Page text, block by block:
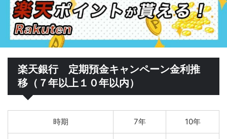
楽天銀行 定期預金キャンペーン金利推
移（７年以上１０年以内）
時期 7年 10年